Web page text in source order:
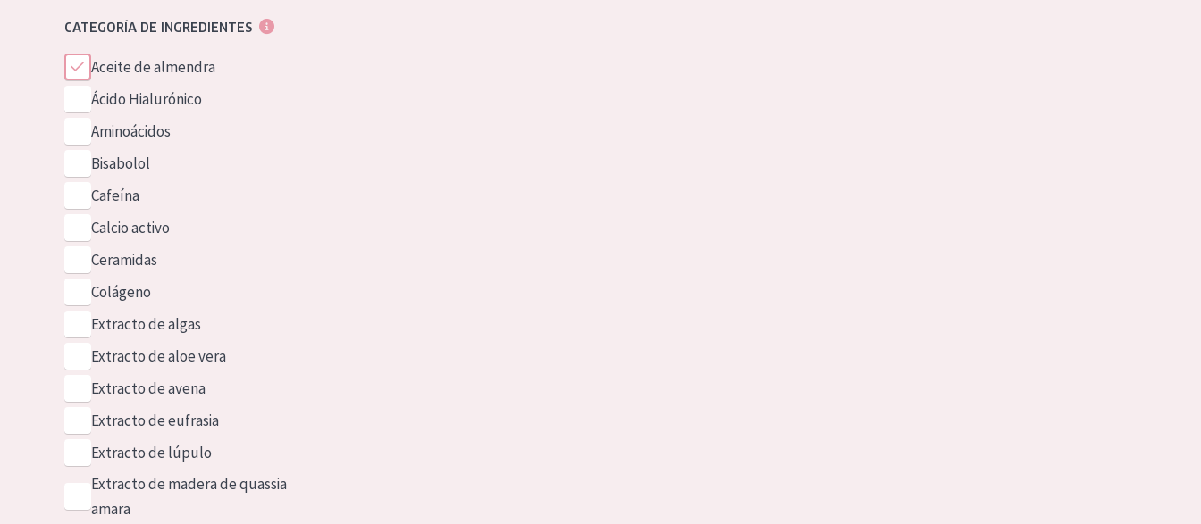
CATEGORÍA DE INGREDIENTES
Aceite de almendra
Ácido Hialurónico
Aminoácidos
Bisabolol
Cafeína
Calcio activo
Ceramidas
Colágeno
Extracto de algas
Extracto de aloe vera
Extracto de avena
Extracto de eufrasia
Extracto de lúpulo
Extracto de madera de quassia
amara